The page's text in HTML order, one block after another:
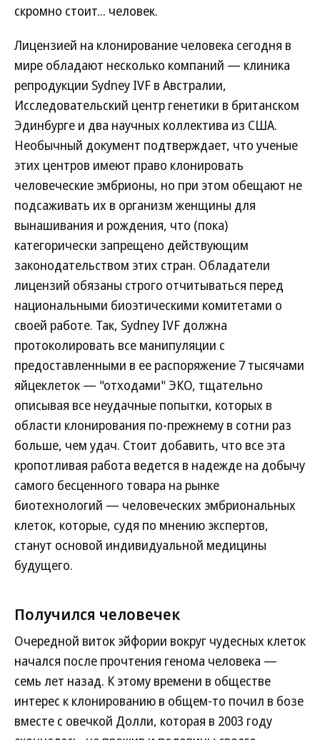
скромно стоит... человек.
Лицензией на клонирование человека сегодня в
мире обладают несколько компаний — клиника
репродукции Sydney IVF в Австралии,
Исследовательский центр генетики в британском
Эдинбурге и два научных коллектива из США.
Необычный документ подтверждает, что ученые
этих центров имеют право клонировать
человеческие эмбрионы, но при этом обещают не
подсаживать их в организм женщины для
вынашивания и рождения, что (пока)
категорически запрещено действующим
законодательством этих стран. Обладатели
лицензий обязаны строго отчитываться перед
национальными биоэтическими комитетами о
своей работе. Так, Sydney IVF должна
протоколировать все манипуляции с
предоставленными в ее распоряжение 7 тысячами
яйцеклеток — "отходами" ЭКО, тщательно
описывая все неудачные попытки, которых в
области клонирования по-прежнему в сотни раз
больше, чем удач. Стоит добавить, что все эта
кропотливая работа ведется в надежде на добычу
самого бесценного товара на рынке
биотехнологий — человеческих эмбриональных
клеток, которые, судя по мнению экспертов,
станут основой индивидуальной медицины
будущего.
Получился человечек
Очередной виток эйфории вокруг чудесных клеток
начался после прочтения генома человека —
семь лет назад. К этому времени в обществе
интерес к клонированию в общем-то почил в бозе
вместе с овечкой Долли, которая в 2003 году